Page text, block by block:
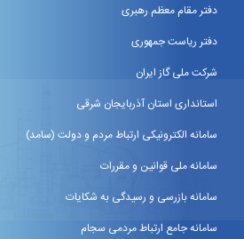
دفتر مقام معظم رهبری
دفتر ریاست جمهوری
شرکت ملی گاز ایران
استانداری استان آذربایجان شرقی
سامانه الکترونیکی ارتباط مردم و دولت (سامد)
سامانه ملی قوانین و مقررات
سامانه بازرسی و رسیدگی به شکایات
سامانه جامع ارتباط مردمی سجام